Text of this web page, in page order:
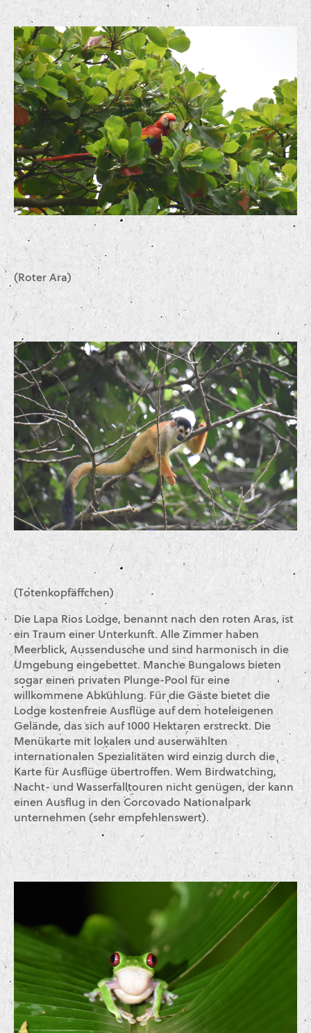
(Roter Ara)
(Totenkopfäffchen)
Die Lapa Rios Lodge, benannt nach den roten Aras, ist
ein Traum einer Unterkunft. Alle Zimmer haben
Meerblick, Aussendusche und sind harmonisch in die
Umgebung eingebettet. Manche Bungalows bieten
sogar einen privaten Plunge-Pool für eine
willkommene Abkühlung. Für die Gäste bietet die
Lodge kostenfreie Ausflüge auf dem hoteleigenen
Gelände, das sich auf 1000 Hektaren erstreckt. Die
Menükarte mit lokalen und auserwählten
internationalen Spezialitäten wird einzig durch die
Karte für Ausflüge übertroffen. Wem Birdwatching,
Nacht- und Wasserfalltouren nicht genügen, der kann
einen Ausflug in den Corcovado Nationalpark
unternehmen (sehr empfehlenswert).